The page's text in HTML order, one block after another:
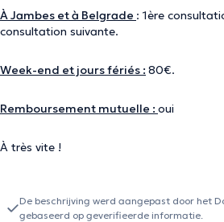
À Jambes et à Belgrade : 1ère
consultation suivante.
Week-end et jours fériés : 80€.
Remboursement mutuelle : oui
À très vite !
De beschrijving werd aangepast door het
gebaseerd op geverifieerde informatie.